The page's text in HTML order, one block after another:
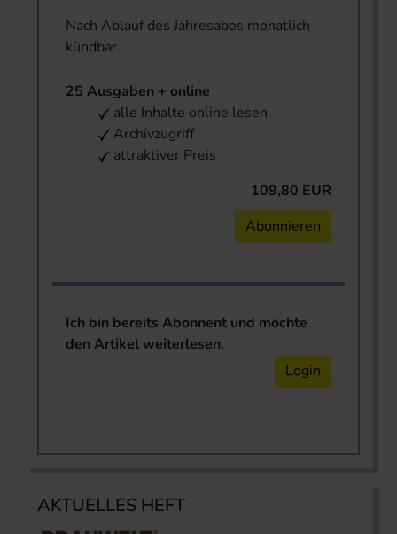
Nach Ablauf des Jahresabos monatlich
kündbar.
25 Ausgaben + online
alle Inhalte online lesen
Archivzugriff
attraktiver Preis
109,80 EUR
Abonnieren
Ich bin bereits Abonnent und möchte
den Artikel weiterlesen.
Login
AKTUELLES HEFT